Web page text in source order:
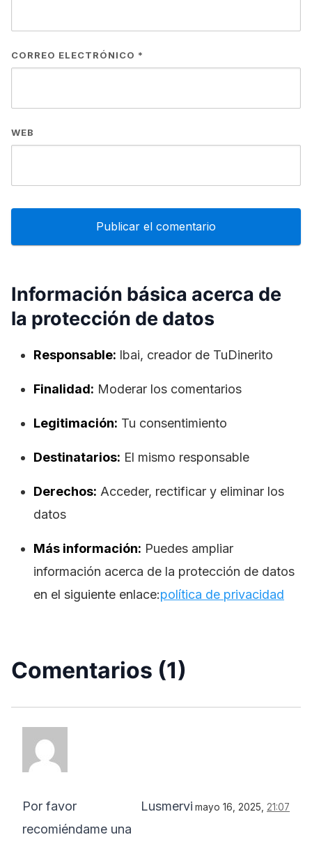
CORREO ELECTRÓNICO *
WEB
Información básica acerca de
la protección de datos
Responsable: lbai, creador de TuDinerito
Finalidad: Moderar los comentarios
Legitimación: Tu consentimiento
Destinatarios: El mismo responsable
Derechos: Acceder, rectificar y eliminar los
datos
Más información: Puedes ampliar
información acerca de la protección de datos
en el siguiente enlace:política de privacidad
Comentarios (1)
Lusmervi mayo 16, 2025, 21:07
Por favor
recomiéndame una